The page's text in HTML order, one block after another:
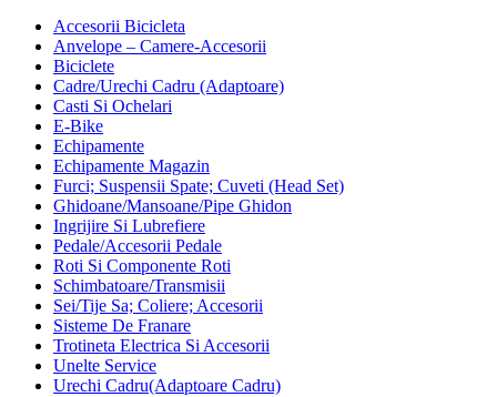
Accesorii Bicicleta
Anvelope – Camere-Accesorii
Biciclete
Cadre/Urechi Cadru (Adaptoare)
Casti Si Ochelari
E-Bike
Echipamente
Echipamente Magazin
Furci; Suspensii Spate; Cuveti (Head Set)
Ghidoane/Mansoane/Pipe Ghidon
Ingrijire Si Lubrefiere
Pedale/Accesorii Pedale
Roti Si Componente Roti
Schimbatoare/Transmisii
Sei/Tije Sa; Coliere; Accesorii
Sisteme De Franare
Trotineta Electrica Si Accesorii
Unelte Service
Urechi Cadru(Adaptoare Cadru)